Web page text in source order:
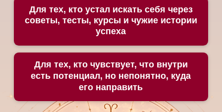
Прошла обучение у 5 мастеров,включая
индийских
С помощью астрологии изменила свою
судьбу,выбралась из долгов и теперь
путешествует и помогает другим обрести
профессию мечты
Создала 20 программ обучения